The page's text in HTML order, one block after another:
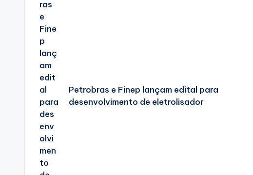
Petrobras e Finep lançam edital para
desenvolvimento de eletrolisador